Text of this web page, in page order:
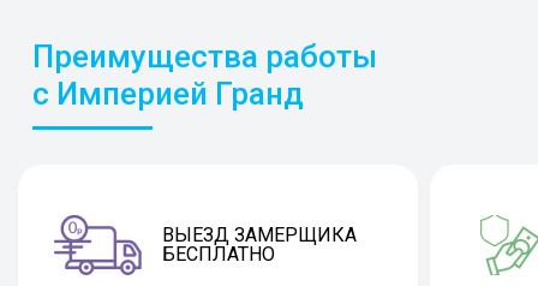
Преимущества работы
с Империей Гранд
ВЫЕЗД ЗАМЕРЩИКА
БЕСПЛАТНО